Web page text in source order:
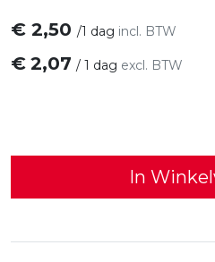
€ 2,50 /1 dag incl. BTW
€ 2,07 / 1 dag excl. BTW
In